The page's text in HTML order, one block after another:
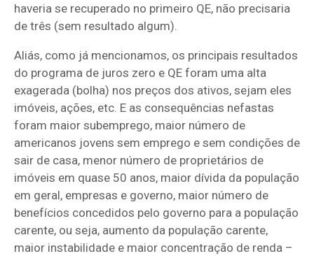
haveria se recuperado no primeiro QE, não precisaria
de três (sem resultado algum).
Aliás, como já mencionamos, os principais resultados
do programa de juros zero e QE foram uma alta
exagerada (bolha) nos preços dos ativos, sejam eles
imóveis, ações, etc. E as consequências nefastas
foram maior subemprego, maior número de
americanos jovens sem emprego e sem condições de
sair de casa, menor número de proprietários de
imóveis em quase 50 anos, maior dívida da população
em geral, empresas e governo, maior número de
benefícios concedidos pelo governo para a população
carente, ou seja, aumento da população carente,
maior instabilidade e maior concentração de renda –